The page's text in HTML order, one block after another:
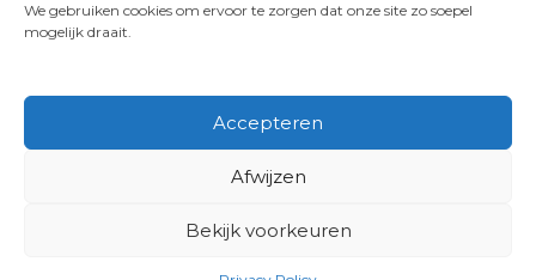
We gebruiken cookies om ervoor te zorgen dat onze site zo soepel
mogelijk draait.
Accepteren
Afwijzen
Bekijk voorkeuren
VOLG ONS OP: